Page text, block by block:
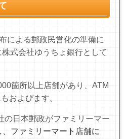
による郵政民営化の準備に
株式会社ゆうちょ銀行として
箇所以上店舗があり、 ATM
およびます。
の日本郵政がファミリーマー
ファミリーマート店舗に